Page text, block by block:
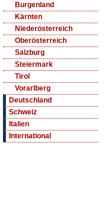
Burgenland
Kärnten
Niederösterreich
Oberösterreich
Salzburg
Steiermark
Tirol
Vorarlberg
Deutschland
Schweiz
Italien
International